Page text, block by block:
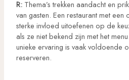
R:Thema’s trekken aandacht en
van gasten. Een restaurant met een
sterke invloed uitoefenen op de
als ze niet bekend zijn met het
unieke ervaring is vaak voldoende
reserveren.